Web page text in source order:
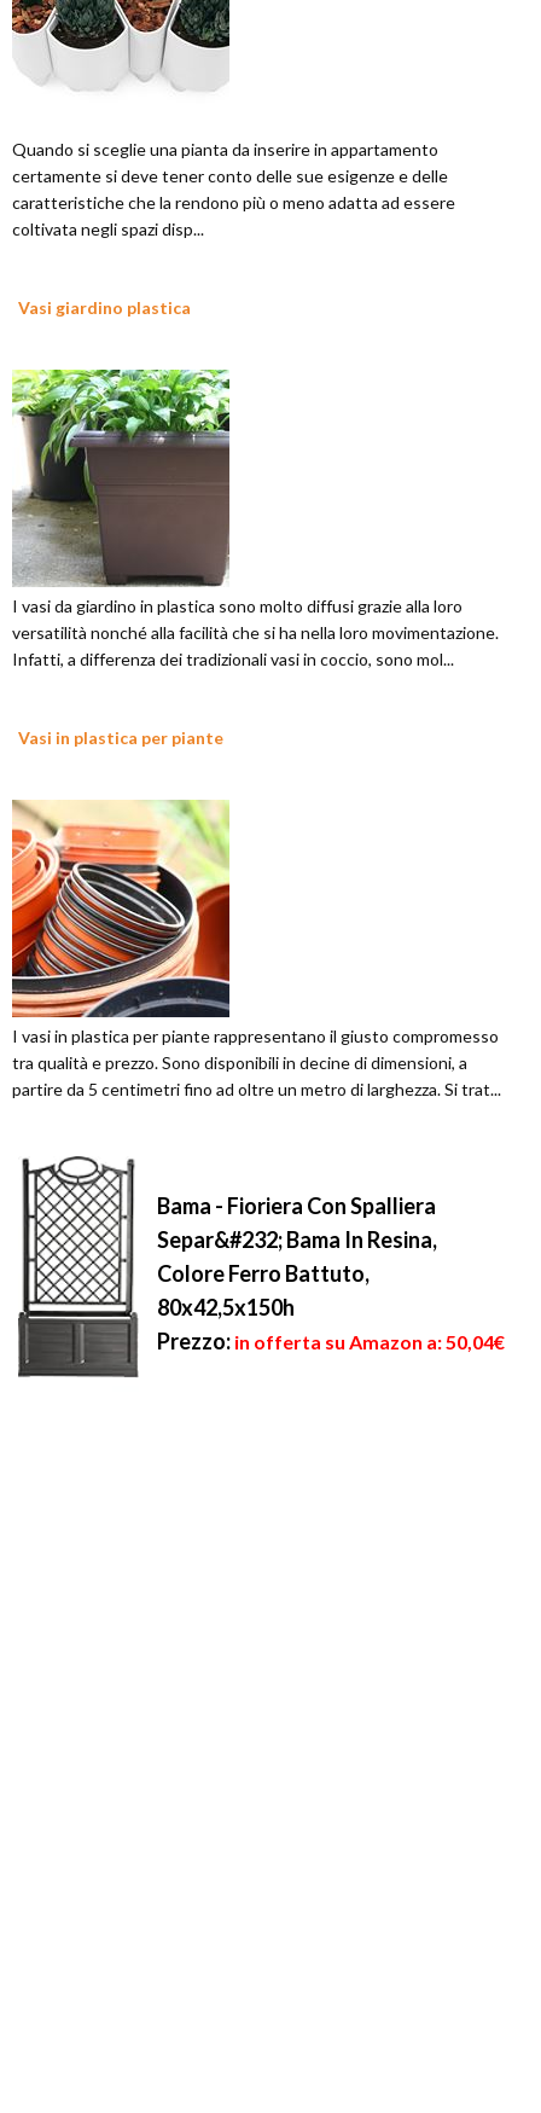
Quando si sceglie una pianta da inserire in appartamento
certamente si deve tener conto delle sue esigenze e delle
caratteristiche che la rendono più o meno adatta ad essere
coltivata negli spazi disp...
Vasi giardino plastica
I vasi da giardino in plastica sono molto diffusi grazie alla loro
versatilità nonché alla facilità che si ha nella loro movimentazione.
Infatti, a differenza dei tradizionali vasi in coccio, sono mol...
Vasi in plastica per piante
I vasi in plastica per piante rappresentano il giusto compromesso
tra qualità e prezzo. Sono disponibili in decine di dimensioni, a
partire da 5 centimetri fino ad oltre un metro di larghezza. Si trat...
Bama - Fioriera Con Spalliera
Separ&#232; Bama In Resina,
Colore Ferro Battuto,
80x42,5x150h
Prezzo: in offerta su Amazon a: 50,04€